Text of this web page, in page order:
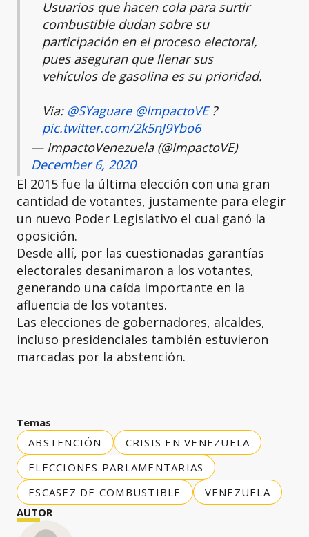
Usuarios que hacen cola para surtir
combustible dudan sobre su
participación en el proceso electoral,
pues aseguran que llenar sus
vehículos de gasolina es su prioridad.
Vía: @SYaguare @ImpactoVE?
pic.twitter.com/2k5nJ9Ybo6
— ImpactoVenezuela (@ImpactoVE)
December 6, 2020
El 2015 fue la última elección con una gran
cantidad de votantes, justamente para elegir
un nuevo Poder Legislativo el cual ganó la
oposición.
Desde allí, por las cuestionadas garantías
electorales desanimaron a los votantes,
generando una caída importante en la
afluencia de los votantes.
Las elecciones de gobernadores, alcaldes,
incluso presidenciales también estuvieron
marcadas por la abstención.
Temas
ABSTENCIÓN
CRISIS EN VENEZUELA
ELECCIONES PARLAMENTARIAS
ESCASEZ DE COMBUSTIBLE
VENEZUELA
AUTOR